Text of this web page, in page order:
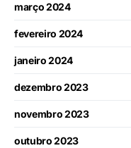
março 2024
fevereiro 2024
janeiro 2024
dezembro 2023
novembro 2023
outubro 2023